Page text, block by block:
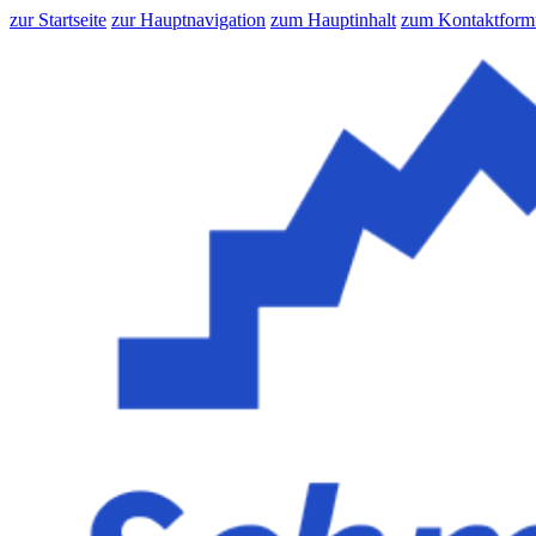
zur Startseite zur Hauptnavigation zum Hauptinhalt zum